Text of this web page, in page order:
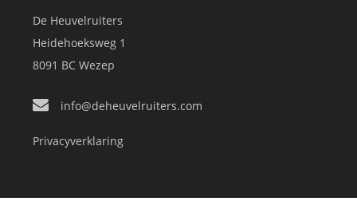
De Heuvelruiters
Heidehoeksweg 1
8091 BC Wezep
info@deheuvelruiters.com
Privacyverklaring